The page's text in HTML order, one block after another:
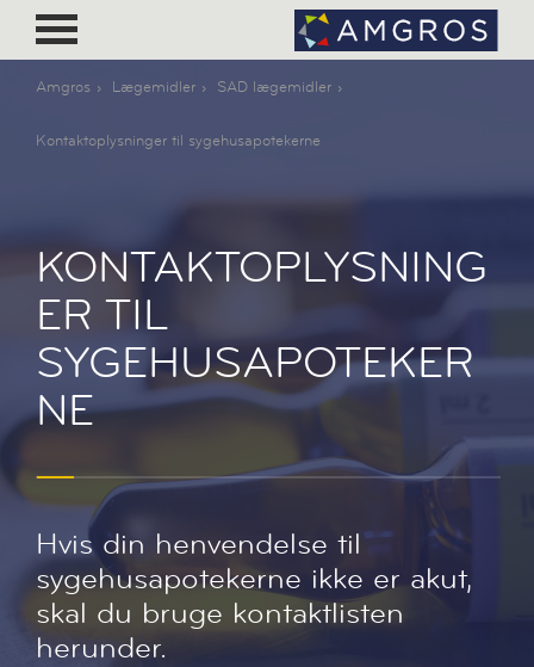
Amgros Lægemidler SAD lægemidler
Kontaktoplysninger til sygehusapotekerne
KONTAKTOPLYSNING
ER TIL
SYGEHUSAPOTEKER
NE
Hvis din henvendelse til
sygehusapotekerne ikke er akut,
skal du bruge kontaktlisten
herunder.